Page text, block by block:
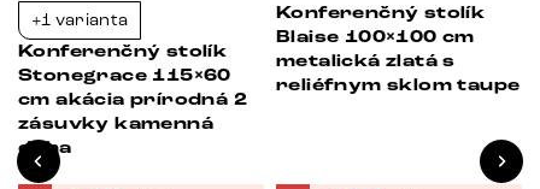
Bestseller
+1 varianta
Konferenčný stolík
Stonegrace 115×60
cm akácia prírodná 2
zásuvky kamenná
dyha
-38%
Konferenčný stolík
Blaise 100×100 cm
metalická zlatá s
reliéfnym sklom taupe